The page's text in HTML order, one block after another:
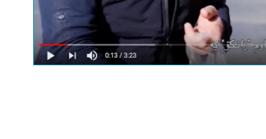
This link opens a
note the data
for this